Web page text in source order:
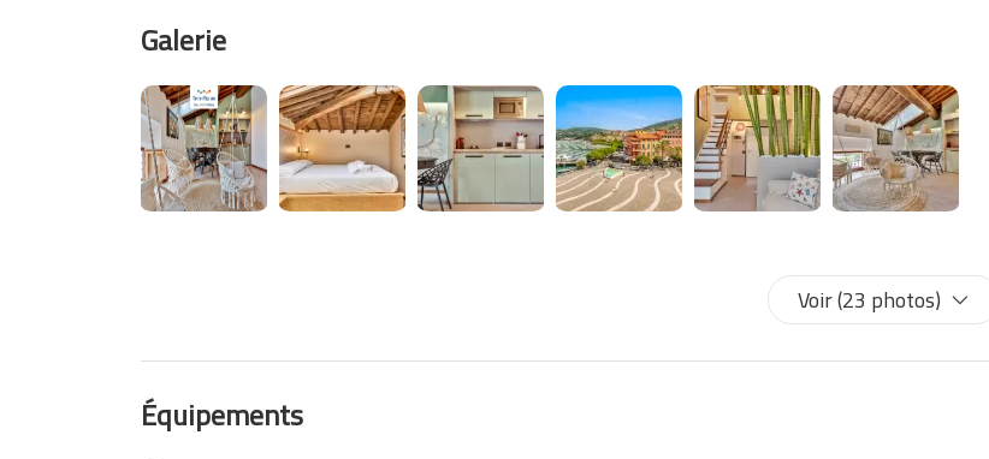
Galerie
Voir (23 photos)
Équipements